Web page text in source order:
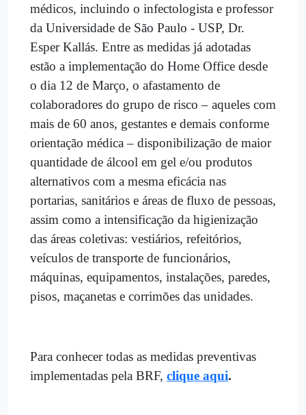
médicos, incluindo o infectologista e professor
da Universidade de São Paulo - USP, Dr.
Esper Kallás. Entre as medidas já adotadas
estão a implementação do Home Office desde
o dia 12 de Março, o afastamento de
colaboradores do grupo de risco – aqueles com
mais de 60 anos, gestantes e demais conforme
orientação médica – disponibilização de maior
quantidade de álcool em gel e/ou produtos
alternativos com a mesma eficácia nas
portarias, sanitários e áreas de fluxo de pessoas,
assim como a intensificação da higienização
das áreas coletivas: vestiários, refeitórios,
veículos de transporte de funcionários,
máquinas, equipamentos, instalações, paredes,
pisos, maçanetas e corrimões das unidades.
Para conhecer todas as medidas preventivas
implementadas pela BRF, clique aqui.